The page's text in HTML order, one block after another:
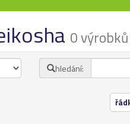
0 výrobků
hledání: